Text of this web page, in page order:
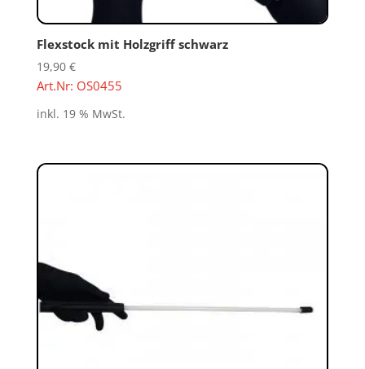
Flexstock mit Holzgriff schwarz
19,90 €
Art.Nr: OS0455
inkl. 19 % MwSt.